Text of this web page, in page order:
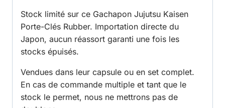
Stock limité sur ce Gachapon Jujutsu Kaisen
Porte-Clés Rubber. Importation directe du
Japon, aucun réassort garanti une fois les
stocks épuisés.
Vendues dans leur capsule ou en set complet.
En cas de commande multiple et tant que le
stock le permet, nous ne mettrons pas de